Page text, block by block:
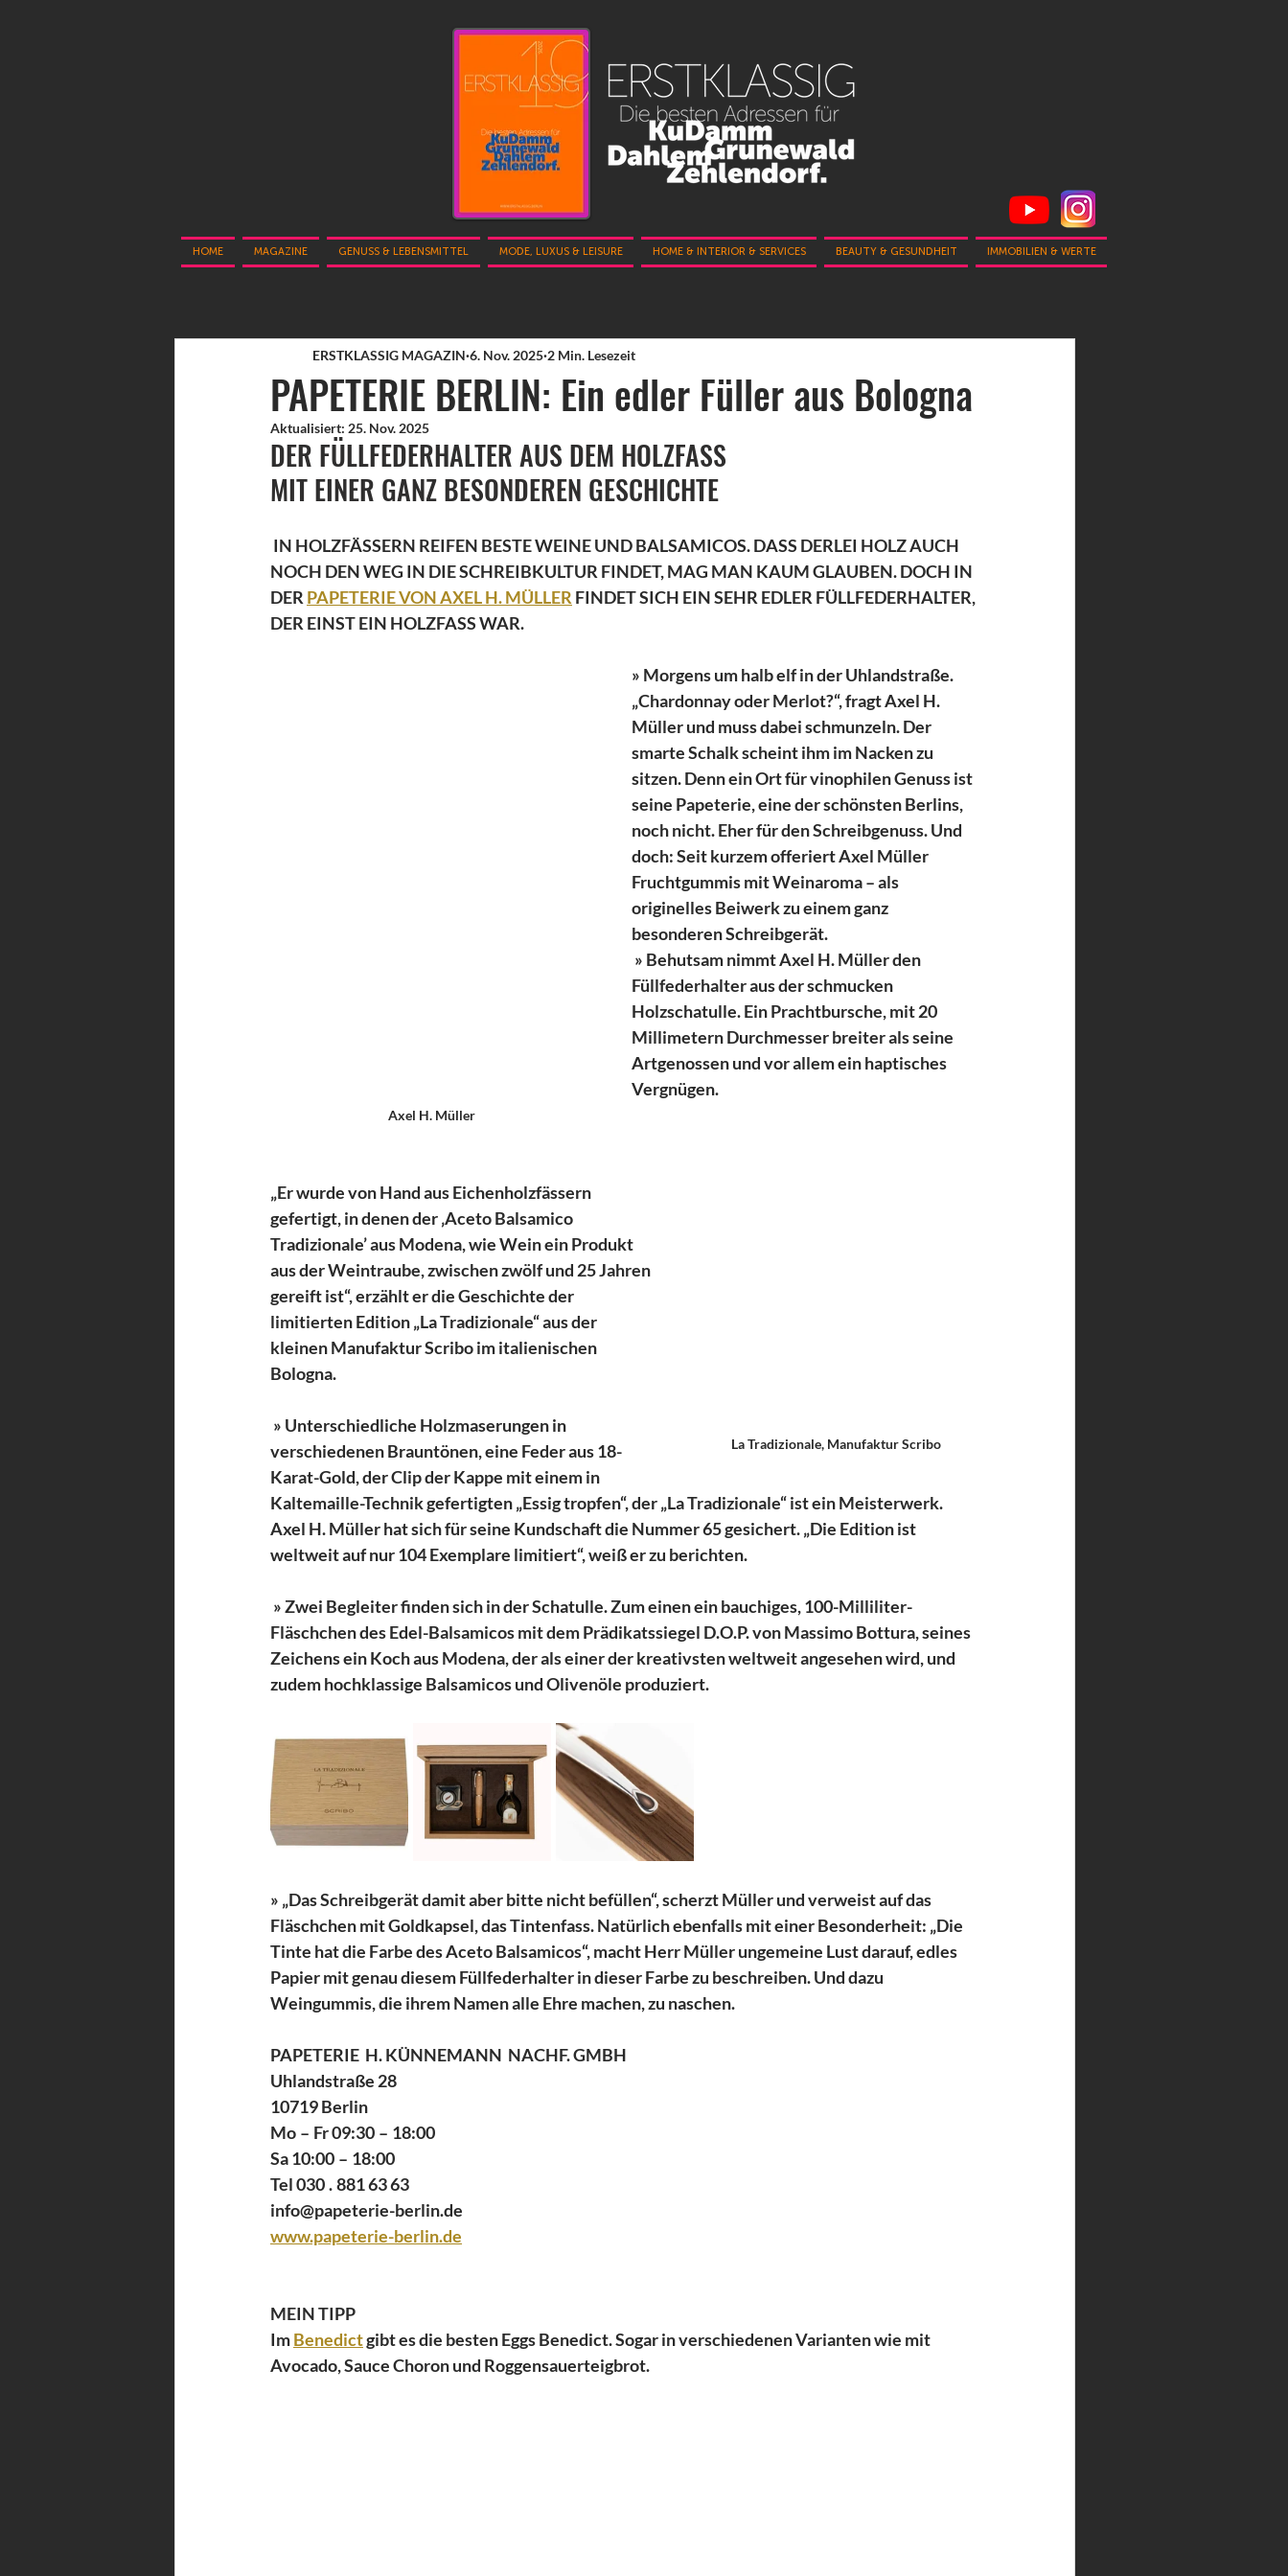
HOME MAGAZINE GENUSS & LEBENSMITTEL MODE, LUXUS & LEISURE HOME & INTERIOR & SERVICES BEAUTY & GESUNDHEIT IMMOBILIEN & WERTE
PAPETERIE BERLIN: Ein edler Füller aus Bologna
ERSTKLASSIG MAGAZIN 6. Nov. 2025 2 Min. Lesezeit
Aktualisiert: 25. Nov. 2025
DER FÜLLFEDERHALTER AUS DEM HOLZFASS
MIT EINER GANZ BESONDEREN GESCHICHTE
IN HOLZFÄSSERN REIFEN BESTE WEINE UND BALSAMICOS. DASS DERLEI HOLZ AUCH
NOCH DEN WEG IN DIE SCHREIBKULTUR FINDET, MAG MAN KAUM GLAUBEN. DOCH IN
DER PAPETERIE VON AXEL H. MÜLLER FINDET SICH EIN SEHR EDLER FÜLLFEDERHALTER,
DER EINST EIN HOLZFASS WAR.
Axel H. Müller
» Morgens um halb elf in der Uhlandstraße.
„Chardonnay oder Merlot?“, fragt Axel H.
Müller und muss dabei schmunzeln. Der
smarte Schalk scheint ihm im Nacken zu
sitzen. Denn ein Ort für vinophilen Genuss ist
seine Papeterie, eine der schönsten Berlins,
noch nicht. Eher für den Schreibgenuss. Und
doch: Seit kurzem offeriert Axel Müller
Fruchtgummis mit Weinaroma – als
originelles Beiwerk zu einem ganz
besonderen Schreibgerät.
» Behutsam nimmt Axel H. Müller den
Füllfederhalter aus der schmucken
Holzschatulle. Ein Prachtbursche, mit 20
Millimetern Durchmesser breiter als seine
Artgenossen und vor allem ein haptisches
Vergnügen.
La Tradizionale, Manufaktur Scribo
„Er wurde von Hand aus Eichenholzfässern
gefertigt, in denen der ‚Aceto Balsamico
Tradizionale’ aus Modena, wie Wein ein Produkt
aus der Weintraube, zwischen zwölf und 25 Jahren
gereift ist“, erzählt er die Geschichte der
limitierten Edition „La Tradizionale“ aus der
kleinen Manufaktur Scribo im italienischen
Bologna.
» Unterschiedliche Holzmaserungen in
verschiedenen Brauntönen, eine Feder aus 18-
Karat-Gold, der Clip der Kappe mit einem in
Kaltemaille-Technik gefertigten „Essig tropfen“, der „La Tradizionale“ ist ein Meisterwerk.
Axel H. Müller hat sich für seine Kundschaft die Nummer 65 gesichert. „Die Edition ist
weltweit auf nur 104 Exemplare limitiert“, weiß er zu berichten.
» Zwei Begleiter finden sich in der Schatulle. Zum einen ein bauchiges, 100-Milliliter-
Fläschchen des Edel-Balsamicos mit dem Prädikatssiegel D.O.P. von Massimo Bottura, seines
Zeichens ein Koch aus Modena, der als einer der kreativsten weltweit angesehen wird, und
zudem hochklassige Balsamicos und Olivenöle produziert.
» „Das Schreibgerät damit aber bitte nicht befüllen“, scherzt Müller und verweist auf das
Fläschchen mit Goldkapsel, das Tintenfass. Natürlich ebenfalls mit einer Besonderheit: „Die
Tinte hat die Farbe des Aceto Balsamicos“, macht Herr Müller ungemeine Lust darauf, edles
Papier mit genau diesem Füllfederhalter in dieser Farbe zu beschreiben. Und dazu
Weingummis, die ihrem Namen alle Ehre machen, zu naschen.
PAPETERIE  H. KÜNNEMANN  NACHF. GMBH
Uhlandstraße 28
10719 Berlin
Mo – Fr 09:30 – 18:00
Sa 10:00 – 18:00
Tel 030 . 881 63 63
info@papeterie-berlin.de
www.papeterie-berlin.de
MEIN TIPP
Im Benedict gibt es die besten Eggs Benedict. Sogar in verschiedenen Varianten wie mit
Avocado, Sauce Choron und Roggensauerteigbrot.